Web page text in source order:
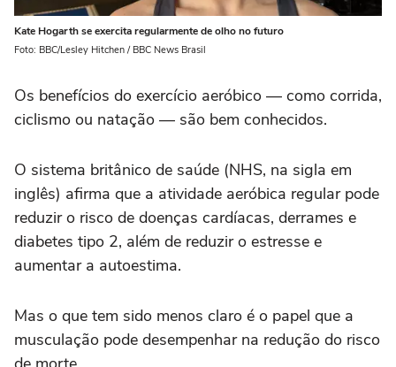
Kate Hogarth se exercita regularmente de olho no futuro
Foto: BBC/Lesley Hitchen / BBC News Brasil
Os benefícios do exercício aeróbico — como corrida,
ciclismo ou natação — são bem conhecidos.
O sistema britânico de saúde (NHS, na sigla em
inglês) afirma que a atividade aeróbica regular pode
reduzir o risco de doenças cardíacas, derrames e
diabetes tipo 2, além de reduzir o estresse e
aumentar a autoestima.
Mas o que tem sido menos claro é o papel que a
musculação pode desempenhar na redução do risco